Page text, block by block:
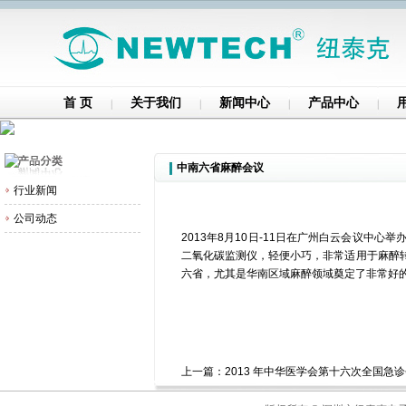
首 页 关于我们 新闻中心 产品中心
行业新闻
公司动态
中南六省麻醉会议
2013年8月10日-11日在广州白云会议中心举
二氧化碳监测仪，轻便小巧，非常适用于麻
六省，尤其是华南区域麻醉领域奠定了非常好
上一篇： 2013 年中华医学会第十六次全国急